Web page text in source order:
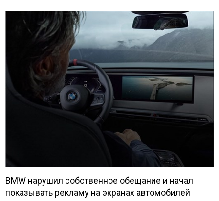
BMW нарушил собственное обещание и начал
показывать рекламу на экранах автомобилей